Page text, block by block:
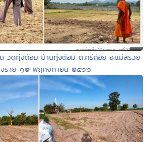
วัดทุ่งต้อม บ้านทุ่งต้อม ต.ศรีถ้อย อ.แม่สรวย
งราย ๑๒ พฤศจิกายน ๒๕๖๖